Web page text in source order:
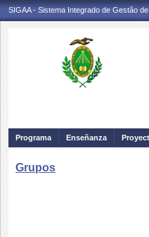
SIGAA - Sistema Integrado de Gestão
Programa Enseñanza
Grupos